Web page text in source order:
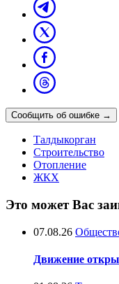
Сообщить об ошибке →
Талдыкорган
Строительство
Отопление
ЖКХ
Это может Вас
07.08.26
Движение